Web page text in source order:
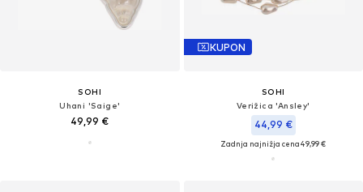
SOHI
Uhani 'Saige'
49,99 €
KUPON
SOHI
Verižica 'Ansley'
44,99 €
Zadnja najnižja cena49,99 €